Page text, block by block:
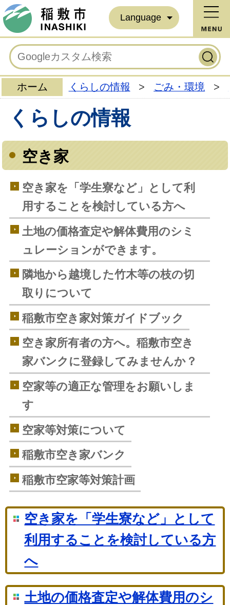
Language
ホーム くらしの情報 > ごみ・環境 >
くらしの情報
空き家
空き家を「学生寮など」として利
用することを検討している方へ
土地の価格査定や解体費用のシミ
ュレーションができます。
隣地から越境した竹木等の枝の切
取りについて
稲敷市空き家対策ガイドブック
空き家所有者の方へ。稲敷市空き
家バンクに登録してみませんか？
空家等の適正な管理をお願いしま
す
空家等対策について
稲敷市空き家バンク
稲敷市空家等対策計画
空き家を「学生寮など」として
利用することを検討している方
へ
土地の価格査定や解体費用のシ